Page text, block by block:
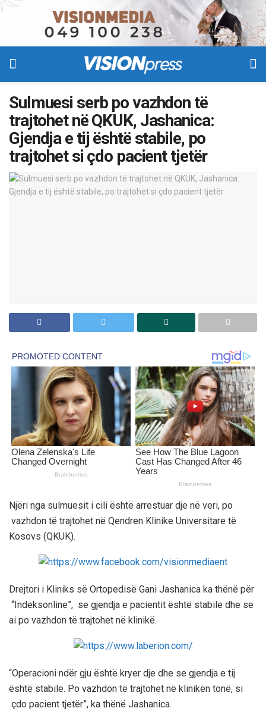
Sulmuesi serb po vazhdon të
trajtohet në QKUK, Jashanica:
Gjendja e tij është stabile, po
trajtohet si çdo pacient tjetër
Njëri nga sulmuesit i cili është arrestuar dje në veri, po
vazhdon të trajtohet në Qendren Klinike Universitare të
Kosovs (QKUK).
Drejtori i Kliniks së Ortopedisë Gani Jashanica ka thënë për
“Indeksonline”, se gjendja e pacientit është stabile dhe se
ai po vazhdon të trajtohet në klinikë.
“Operacioni ndër gju është kryer dje dhe se gjendja e tij
është stabile. Po vazhdon të trajtohet në klinikën tonë, si
çdo pacient tjetër”, ka thënë Jashanica.